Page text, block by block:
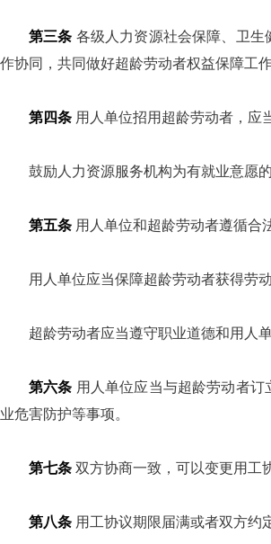
第三条 各级人力资源社会保障、卫
作协同，共同做好超龄劳动者权益保障工作
第四条 用人单位招用超龄劳动者，应
鼓励人力资源服务机构为有就业意愿
第五条 用人单位和超龄劳动者遵循合
用人单位应当保障超龄劳动者获得劳
超龄劳动者应当遵守职业道德和用人
第六条 用人单位应当与超龄劳动者
业危害防护等事项。
第七条 双方协商一致，可以变更用工
第八条 用工协议期限届满或者双方约